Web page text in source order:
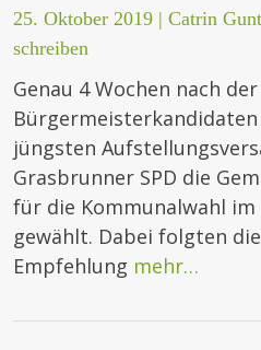
25. Oktober 2019 | Catrin
schreiben
Genau 4 Wochen nach
jüngsten
Grasbrunner SPD die
für die Kommunalwahl
gewählt. Dabei folgten
Empfehlung mehr…